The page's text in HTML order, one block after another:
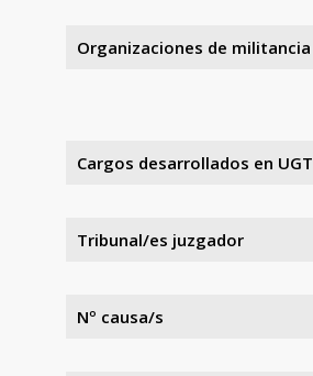
Organizaciones de militancia
Cargos desarrollados en UGT
Tribunal/es juzgador
Nº causa/s